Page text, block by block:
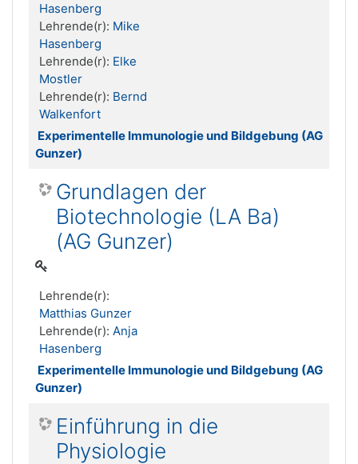
Hasenberg
Lehrende(r): Mike
Hasenberg
Lehrende(r): Elke
Mostler
Lehrende(r): Bernd
Walkenfort
Experimentelle Immunologie und Bildgebung (AG
Gunzer)
Grundlagen der
Biotechnologie (LA Ba)
(AG Gunzer)
Lehrende(r):
Matthias Gunzer
Lehrende(r): Anja
Hasenberg
Experimentelle Immunologie und Bildgebung (AG
Gunzer)
Einführung in die
Physiologie